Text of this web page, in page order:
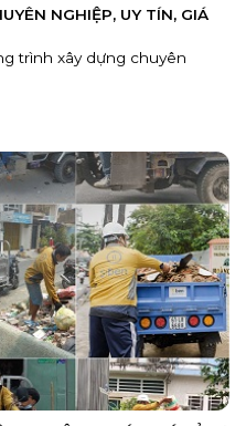
NGHIỆP, UY TÍN, GIÁ
trình xây dựng chuyên